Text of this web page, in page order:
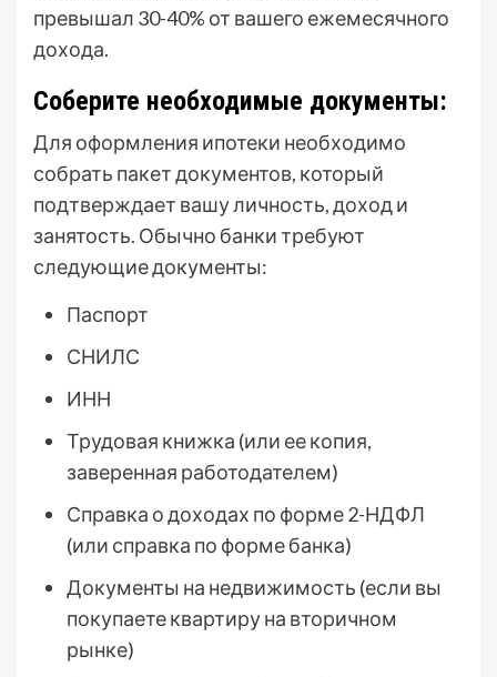
превышал 30-40% от вашего ежемесячного
дохода.
Соберите необходимые документы:
Для оформления ипотеки необходимо
собрать пакет документов, который
подтверждает вашу личность, доход и
занятость. Обычно банки требуют
следующие документы:
Паспорт
СНИЛС
ИНН
Трудовая книжка (или ее копия,
заверенная работодателем)
Справка о доходах по форме 2-НДФЛ
(или справка по форме банка)
Документы на недвижимость (если вы
покупаете квартиру на вторичном
рынке)